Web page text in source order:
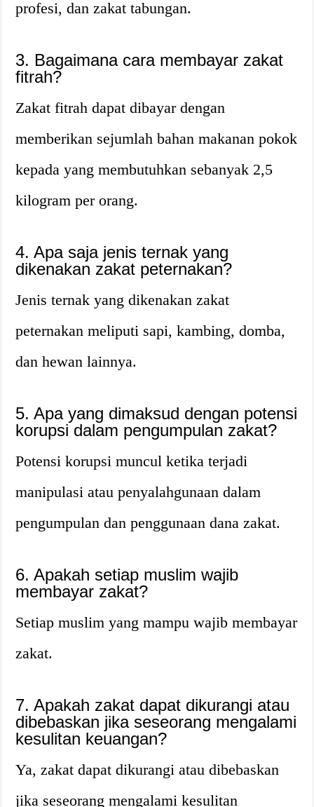
profesi, dan zakat tabungan.
3. Bagaimana cara membayar zakat
fitrah?
Zakat fitrah dapat dibayar dengan
memberikan sejumlah bahan makanan pokok
kepada yang membutuhkan sebanyak 2,5
kilogram per orang.
4. Apa saja jenis ternak yang
dikenakan zakat peternakan?
Jenis ternak yang dikenakan zakat
peternakan meliputi sapi, kambing, domba,
dan hewan lainnya.
5. Apa yang dimaksud dengan potensi
korupsi dalam pengumpulan zakat?
Potensi korupsi muncul ketika terjadi
manipulasi atau penyalahgunaan dalam
pengumpulan dan penggunaan dana zakat.
6. Apakah setiap muslim wajib
membayar zakat?
Setiap muslim yang mampu wajib membayar
zakat.
7. Apakah zakat dapat dikurangi atau
dibebaskan jika seseorang mengalami
kesulitan keuangan?
Ya, zakat dapat dikurangi atau dibebaskan
jika seseorang mengalami kesulitan